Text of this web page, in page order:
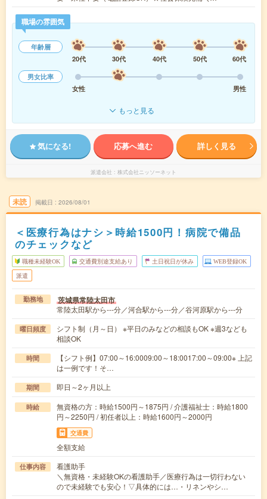
職場の雰囲気
年齢層
20代
30代 40代 50代
60代
男女比率
女性
男性
もっと見る
気になる! 応募へ進む 詳しく見る
派遣会社 株式会社ニッソーネット
未読 掲載日 2026/08/01
＜医療行為はナシ＞時給1500円！病院で備品
のチェックなど
職種未経験OK 交通費別途支給あり 土日祝日が休み WEB登録OK
派遣
勤務地 茨城県常陸太田市
常陸太田駅から---分／河合駅から---分／谷河原駅から---分
曜日頻度
シフト制（月～日） ※平日のみなどの相談もOK ※週3なども
相談OK
時間
【シフト例】07:00～16:0009:00～18:0017:00～09:00※ 上記
は一例です！そ…
期間 即日～2ヶ月以上
時給
無資格の方：時給1500円～1875円 / 介護福祉士：時給1800
円～2250円 / 初任者以上：時給1600円～2000円
交通費
全額支給
仕事内容
看護助手
＼無資格・未経験OKの看護助手／医療行為は一切行わない
ので未経験でも安心！▽具体的には…・リネンやシ…